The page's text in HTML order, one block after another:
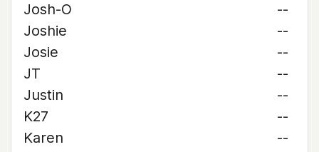
Josh-O
--
Joshie
--
Josie
--
JT
--
Justin
--
K27
--
Karen
--